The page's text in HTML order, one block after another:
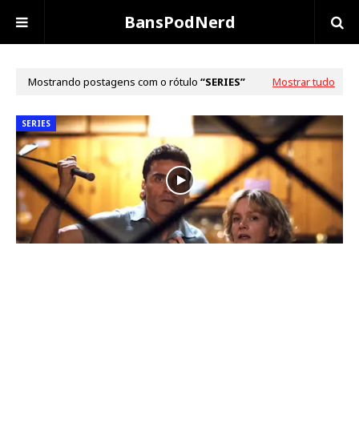
BansPodNerd
Mostrando postagens com o rótulo SERIES Mostrar tudo
SERIES